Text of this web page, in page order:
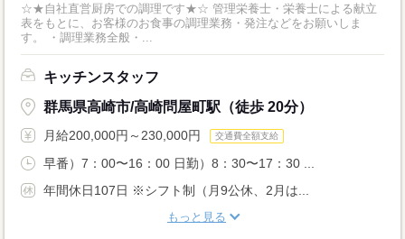
☆★自社直営厨房での調理です★☆ 管理栄養士・栄養士による献立
表をもとに、お客様のお食事の調理業務・発注などをお願いしま
す。 ・調理業務全般・...
キッチンスタッフ
群馬県高崎市/高崎問屋町駅（徒歩 20分）
月給200,000円～230,000円 交通費全額支給
早番）7：00〜16：00 日勤）8：30〜17：30 ...
年間休日107日 ※シフト制（月9公休、2月は...
もっと見る